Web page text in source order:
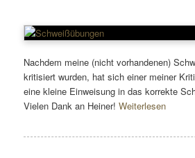
Nachdem meine (nicht vorhandenen)
kritisiert wurden, hat sich einer meiner
eine kleine Einweisung in das korrekte
Vielen Dank an Heiner!Weiterlesen